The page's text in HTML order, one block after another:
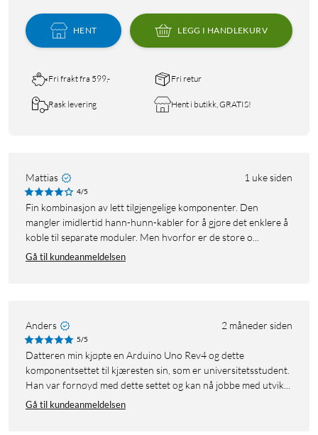
HENT LEGG I HANDLEKURV
Fri frakt fra 599,- Fri retur
Rask levering Hent i butikk, GRATIS!
Mattias 1 uke siden
4/5
Fin kombinasjon av lett tilgjengelige komponenter. Den
mangler imidlertid hann-hunn-kabler for å gjøre det enklere å
koble til separate moduler. Men hvorfor er de store o...
Gå til kundeanmeldelsen
Anders 2 måneder siden
5/5
Datteren min kjøpte en Arduino Uno Rev4 og dette
komponentsettet til kjæresten sin, som er universitetsstudent.
Han var fornøyd med dette settet og kan nå jobbe med utvik...
Gå til kundeanmeldelsen